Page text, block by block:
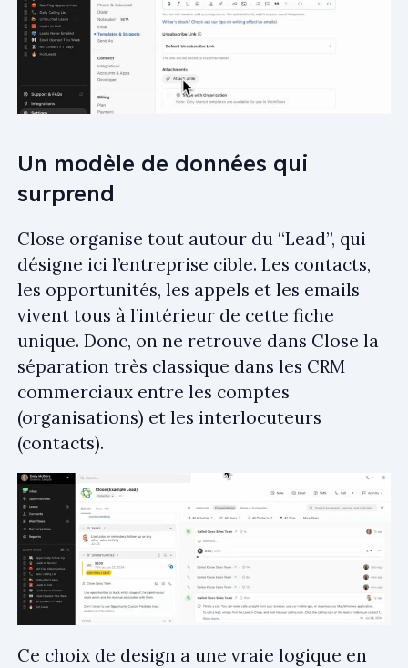
Un modèle de données qui
surprend
Close organise tout autour du “Lead”, qui
désigne ici l’entreprise cible. Les contacts,
les opportunités, les appels et les emails
vivent tous à l’intérieur de cette fiche
unique. Donc, on ne retrouve dans Close la
séparation très classique dans les CRM
commerciaux entre les comptes
(organisations) et les interlocuteurs
(contacts).
Ce choix de design a une vraie logique en